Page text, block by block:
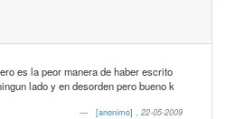
es la peor manera de haber escrito
lado y en desorden pero bueno k
[anonimo] , 22-05-2009